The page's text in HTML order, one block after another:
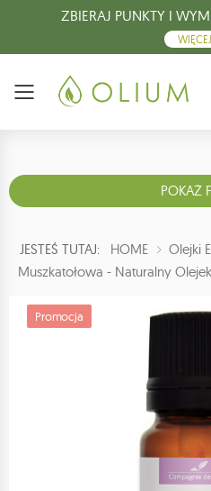
ZBIERAJ PUNKTY I
WIĘCEJ
Menu
POKAŻ
JESTEŚ TUTAJ: HOME Olejki
Muszkatołowa - Naturalny
Promocja